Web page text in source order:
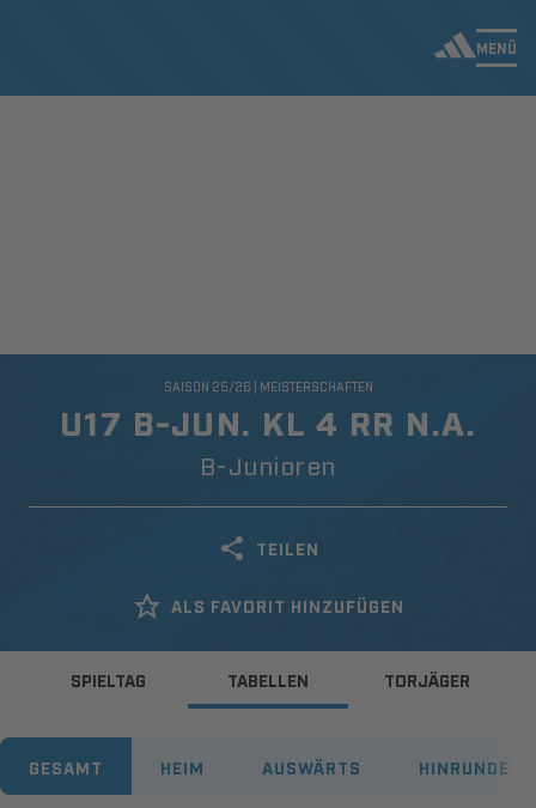
MENÜ
U17 B-JUN. KL 4 RR N.A.
B-Junioren
SAISON 25/26 | MEISTERSCHAFTEN
TEILEN
ALS FAVORIT HINZUFÜGEN
SPIELTAG TABELLEN TORJÄGER
GESAMT HEIM AUSWÄRTS HINRUNDE